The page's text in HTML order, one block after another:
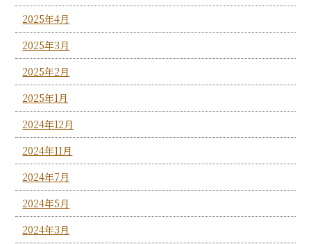
2025年4月
2025年3月
2025年2月
2025年1月
2024年12月
2024年11月
2024年7月
2024年5月
2024年3月